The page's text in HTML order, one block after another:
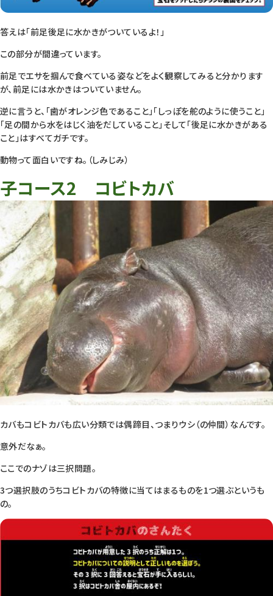
答えは「前足後足に水かきがついているよ！」
この部分が間違っています。
前足でエサを掴んで食べている姿などをよく観察してみると分かります
が、前足には水かきはついていません。
逆に言うと、「歯がオレンジ色であること」「しっぽを舵のように使うこと」
「足の間から水をはじく油をだしていること」そして「後足に水かきがある
こと」はすべてガチです。
動物って面白いですね。（しみじみ）
子コース2 コビトカバ
カバもコビトカバも広い分類では偶蹄目、つまりウシ（の仲間）なんです。
意外だなぁ。
ここでのナゾは三択問題。
3つ選択肢のうちコビトカバの特徴に当てはまるものを1つ選ぶというも
の。